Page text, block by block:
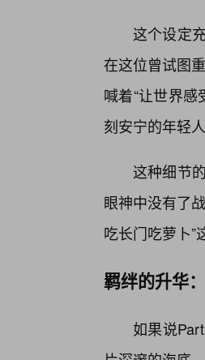
这个设定
在这位曾试图
喊着“让世界
刻安宁的年轻人
这种细节
眼神中没有了
吃长门吃萝卜
羁绊的升华
如果说